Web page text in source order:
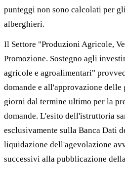
punteggi non sono calcolati per
alberghieri.
Il Settore "Produzioni Agricole,
Promozione. Sostegno agli
agricole e agroalimentari"
domande e all'approvazione delle
giorni dal termine ultimo per la
domande. L'esito dell'istruttoria
esclusivamente sulla Banca Dati
liquidazione dell'agevolazione
successivi alla pubblicazione